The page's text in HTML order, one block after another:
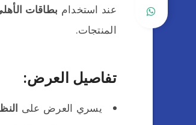
عند استخدام بطاقات
المنتجات.
تفاصيل العرض:
يسري العرض على